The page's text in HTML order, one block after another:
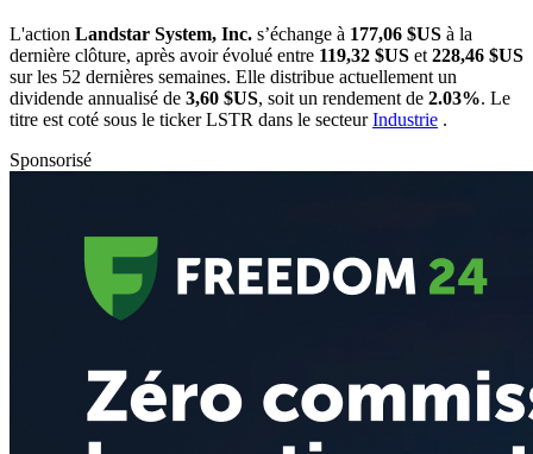
L'action Landstar System, Inc. s’échange à 177,06 $US à la
dernière clôture, après avoir évolué entre 119,32 $US et 228,46 $US
sur les 52 dernières semaines. Elle distribue actuellement un
dividende annualisé de 3,60 $US, soit un rendement de 2.03%. Le
titre est coté sous le tickerLSTR dans le secteurIndustrie .
Sponsorisé